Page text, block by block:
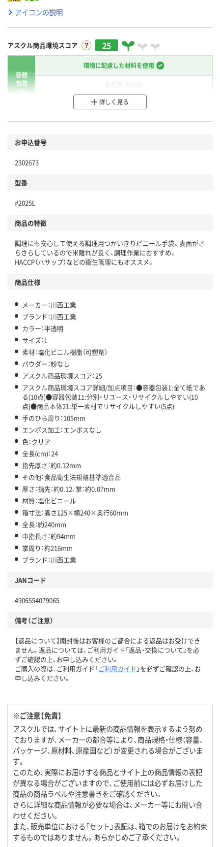
アイコンの説明
アスクル商品環境スコア 25
容器
包装
環境に配慮した材料を使用
分別・リサイクルしやすい設計
商品
本体
仕組
この商品の環境配慮ポイントです。下記商品詳細「
アスクル商品環境スコア詳細／加点項目
」で確認できます。
詳しく見る
お申込番号
2302673
型番
#2025L
商品の特徴
調理にも安心して使える調理用つかいきりビニール手袋。表面がさ
らさらしているので米離れが良く、調理作業におすすめ。
HACCP（ハサップ）などの衛生管理にもオススメ。
商品仕様
メーカー：川西工業
ブランド：川西工業
カラー：半透明
サイズ：L
素材：塩化ビニル樹脂（可塑剤）
パウダー：粉なし
アスクル商品環境スコア：25
アスクル商品環境スコア詳細/加点項目：●容器包装1:全て紙であ
る(10点)●容器包装11:分別・リユース・リサイクルしやすい(10
点)●商品本体21:単一素材でリサイクルしやすい(5点)
手のひら周り：105mm
エンボス加工：エンボスなし
色：クリア
全長(cm)：24
指先厚さ：約0.12mm
その他：食品衛生法規格基準適合品
厚さ：指先：約0.12、掌：約0.07mm
材質：塩化ビニール
箱寸法：高さ125×横240×奥行60mm
全長：約240mm
中指長さ：約94mm
掌周り：約216mm
ブランド：川西工業
JANコード
4906554079065
備考（ご注意）
【返品について】開封後はお客様のご都合による返品はお受けでき
ません。返品については、ご利用ガイド「返品・交換について」を必
ずご確認の上、お申し込みください。
ご購入の際は、ご利用ガイド「ご利用ガイド 」を必ずご確認の上、お
申し込みください。
※ご注意【免責】
アスクルでは、サイト上に最新の商品情報を表示するよう努め
ておりますが、メーカーの都合等により、商品規格・仕様（容量、
パッケージ、原材料、原産国など）が変更される場合がございま
す。
このため、実際にお届けする商品とサイト上の商品情報の表記
が異なる場合がございますので、ご使用前には必ずお届けした
商品の商品ラベルや注意書きをご確認ください。
さらに詳細な商品情報が必要な場合は、メーカー等にお問い合
わせください。
また、販売単位における「セット」表記は、箱でのお届けをお約束
するものではありません。あらかじめご了承ください。